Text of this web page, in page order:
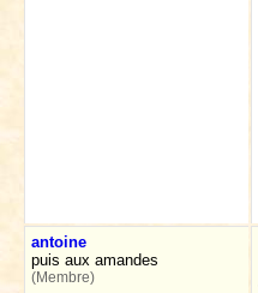
antoine
puis aux amandes
(Membre)